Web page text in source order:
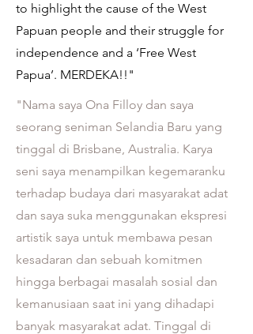
to highlight the cause of the West
Papuan people and their struggle for
independence and a ‘Free West
Papua’. MERDEKA!!"
"Nama saya Ona Filloy dan saya
seorang seniman Selandia Baru yang
tinggal di Brisbane, Australia. Karya
seni saya menampilkan kegemaranku
terhadap budaya dari masyarakat adat
dan saya suka menggunakan ekspresi
artistik saya untuk membawa pesan
kesadaran dan sebuah komitmen
hingga berbagai masalah sosial dan
kemanusiaan saat ini yang dihadapi
banyak masyarakat adat. Tinggal di